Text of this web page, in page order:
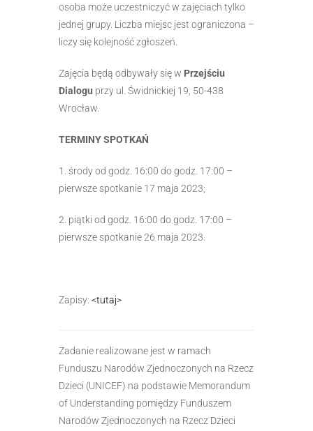
osoba może uczestniczyć w zajęciach tylko
jednej grupy. Liczba miejsc jest ograniczona –
liczy się kolejność zgłoszeń.
Zajęcia będą odbywały się w Przejściu
Dialogu przy ul. Świdnickiej 19, 50-438
Wrocław.
TERMINY SPOTKAŃ
1. środy od godz. 16:00 do godz. 17:00 –
pierwsze spotkanie 17 maja 2023;
2. piątki od godz. 16:00 do godz. 17:00 –
pierwsze spotkanie 26 maja 2023.
Zapisy: <tutaj>
Zadanie realizowane jest w ramach
Funduszu Narodów Zjednoczonych na Rzecz
Dzieci (UNICEF) na podstawie Memorandum
of Understanding pomiędzy Funduszem
Narodów Zjednoczonych na Rzecz Dzieci